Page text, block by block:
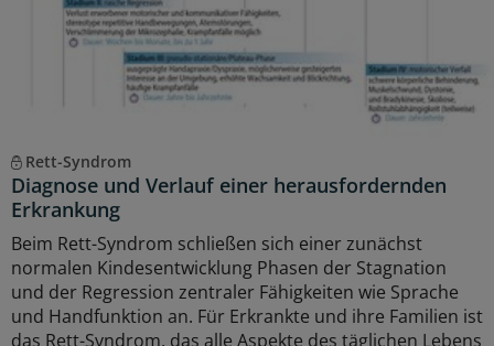
Rett-Syndrom
Diagnose und Verlauf einer herausfordernden
Erkrankung
Beim Rett-Syndrom schließen sich einer zunächst
normalen Kindesentwicklung Phasen der Stagnation
und der Regression zentraler Fähigkeiten wie Sprache
und Handfunktion an. Für Erkrankte und ihre Familien ist
das Rett-Syndrom, das alle Aspekte des täglichen Lebens